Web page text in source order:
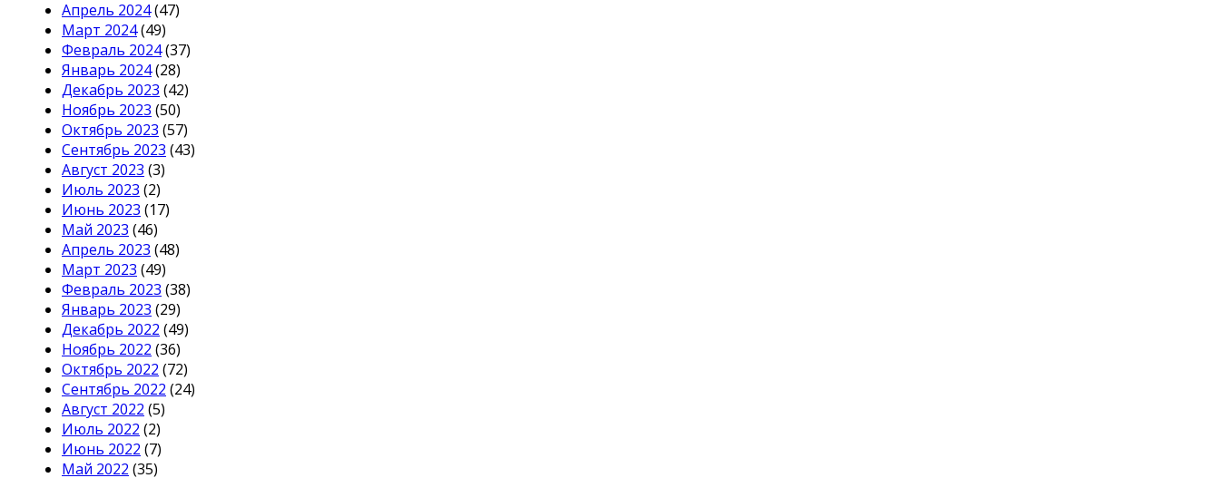
Апрель 2024(47)
Март 2024(49)
Февраль 2024(37)
Январь 2024(28)
Декабрь 2023 (42)
Ноябрь 2023 (50)
Октябрь 2023 (57)
Сентябрь 2023 (43)
Август 2023 (3)
Июль 2023 (2)
Июнь 2023 (17)
Май 2023 (46)
Апрель 2023 (48)
Март 2023 (49)
Февраль 2023 (38)
Январь 2023 (29)
Декабрь 2022 (49)
Ноябрь 2022 (36)
Октябрь 2022 (72)
Сентябрь 2022 (24)
Август 2022 (5)
Июль 2022 (2)
Июнь 2022 (7)
Май 2022 (35)